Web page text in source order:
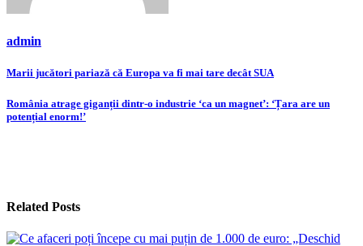
admin
Navigare
în
articole
Marii jucători pariază că Europa va fi mai tare decât SUA
România atrage giganții dintr-o industrie ‘ca un magnet’: ‘Țara are un
potențial enorm!’
Related Posts